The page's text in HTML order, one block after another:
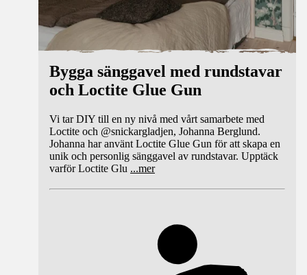
Bygga sänggavel med rundstavar
och Loctite Glue Gun
Vi tar DIY till en ny nivå med vårt samarbete med
Loctite och @snickargladjen, Johanna Berglund.
Johanna har använt Loctite Glue Gun för att skapa en
unik och personlig sänggavel av rundstavar. Upptäck
varför Loctite Glu ...mer